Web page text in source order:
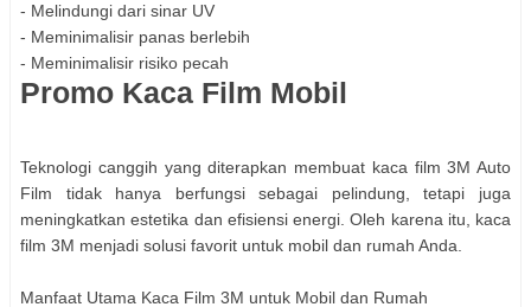
- Melindungi dari sinar UV
- Meminimalisir panas berlebih
- Meminimalisir risiko pecah
Promo Kaca Film Mobil
Teknologi canggih yang diterapkan membuat kaca film 3M Auto
Film tidak hanya berfungsi sebagai pelindung, tetapi juga
meningkatkan estetika dan efisiensi energi. Oleh karena itu, kaca
film 3M menjadi solusi favorit untuk mobil dan rumah Anda.
Manfaat Utama Kaca Film 3M untuk Mobil dan Rumah